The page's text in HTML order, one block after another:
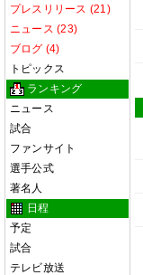
プレスリリース (21)
ニュース (23)
ブログ (4)
トピックス
ランキング
ニュース
試合
ファンサイト
選手公式
著名人
日程
予定
試合
テレビ放送